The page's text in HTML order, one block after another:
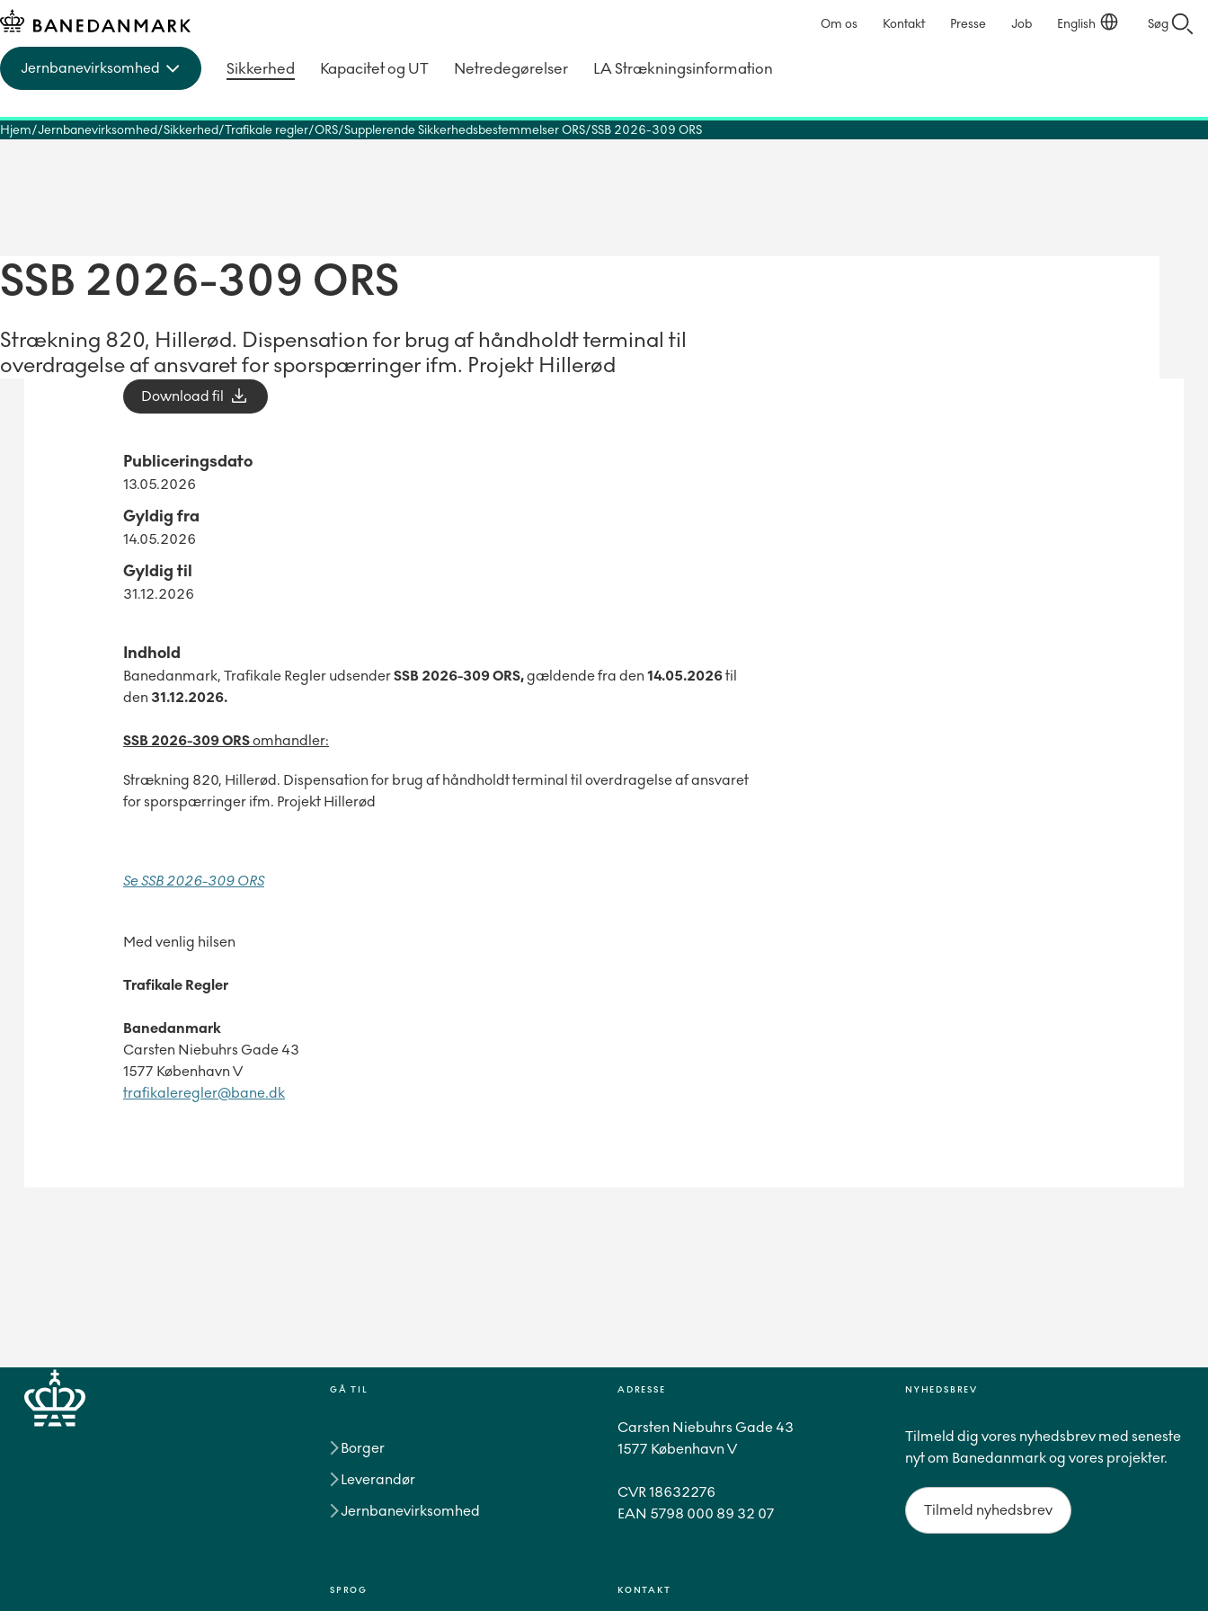
Jernbanevirksomhed Sikkerhed Kapacitet og UT Netredegørelser LA Strækningsinformation
Om os Kontakt Presse Job English Søg
Hjem Jernbanevirksomhed Sikkerhed Trafikale regler ORS Supplerende Sikkerhedsbestemmelser ORS SSB 2026-309 ORS
SSB 2026-309 ORS
Strækning 820, Hillerød. Dispensation for brug af håndholdt terminal til
overdragelse af ansvaret for sporspærringer ifm. Projekt Hillerød
Download fil
Publiceringsdato
13.05.2026
Gyldig fra
14.05.2026
Gyldig til
31.12.2026
Indhold
Banedanmark, Trafikale Regler udsenderSSB 2026-309 ORS,gældende fra den 14.05.2026til
den 31.12.2026.
SSB 2026-309 ORSomhandler:
Strækning 820, Hillerød. Dispensation for brug af håndholdt terminal til overdragelse af ansvaret
for sporspærringer ifm. Projekt Hillerød
Se SSB 2026-309 ORS
Med venlig hilsen
Trafikale Regler
Banedanmark
Carsten Niebuhrs Gade 43
1577 København V
trafikaleregler@bane.dk
GÅ TIL
Borger
Leverandør
Jernbanevirksomhed
SPROG
ADRESSE
Carsten Niebuhrs Gade 43
1577 København V
CVR 18632276
EAN 5798 000 89 32 07
KONTAKT
NYHEDSBREV
Tilmeld dig vores nyhedsbrev med seneste
nyt om Banedanmark og vores projekter.
Tilmeld nyhedsbrev